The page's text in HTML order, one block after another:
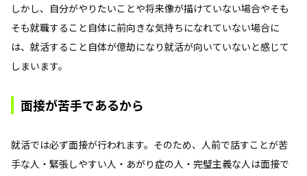
しかし、自分がやりたいことや将来像が描けていない場合やそも
そも就職すること自体に前向きな気持ちになれていない場合に
は、就活すること自体が億劫になり就活が向いていないと感じて
しまいます。
面接が苦手であるから
就活では必ず面接が行われます。そのため、人前で話すことが苦
手な人・緊張しやすい人・あがり症の人・完璧主義な人は面接で